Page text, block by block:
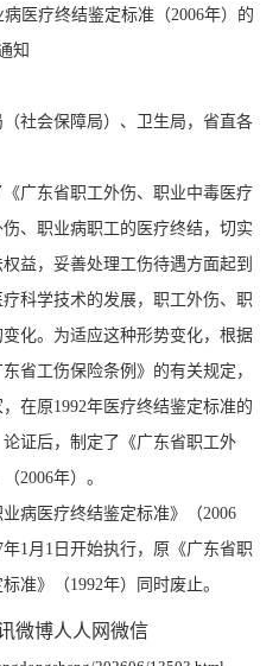
医疗终结鉴定标准（2006年）的
知
社会保障局）、卫生局，省直各
广东省职工外伤、职业中毒医疗
、职业病职工的医疗终结，切实
益，妥善处理工伤待遇方面起到
科学技术的发展，职工外伤、职
化。为适应这种形势变化，根据
省工伤保险条例》的有关规定，
在原1992年医疗终结鉴定标准的
证后，制定了《广东省职工外
2006年）。
医疗终结鉴定标准》（2006
1月1日开始执行，原《广东省职
准》（1992年）同时废止。
微博人人网微信